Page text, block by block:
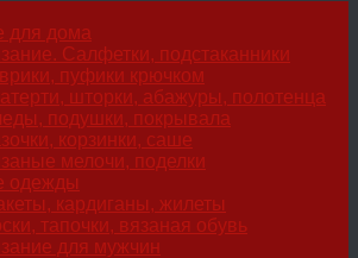
для дома
Салфетки, подстаканники
пуфики крючком
шторки, абажуры, полотенца
подушки, покрывала
корзинки, саше
мелочи, поделки
одежды
кардиганы, жилеты
тапочки, вязаная обувь
для мужчин